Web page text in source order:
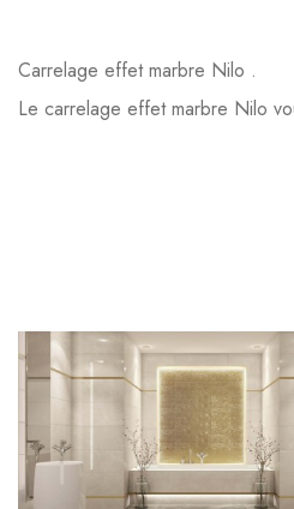
Carrelage effet marbre Nilo .
Le carrelage effet marbre Nilo